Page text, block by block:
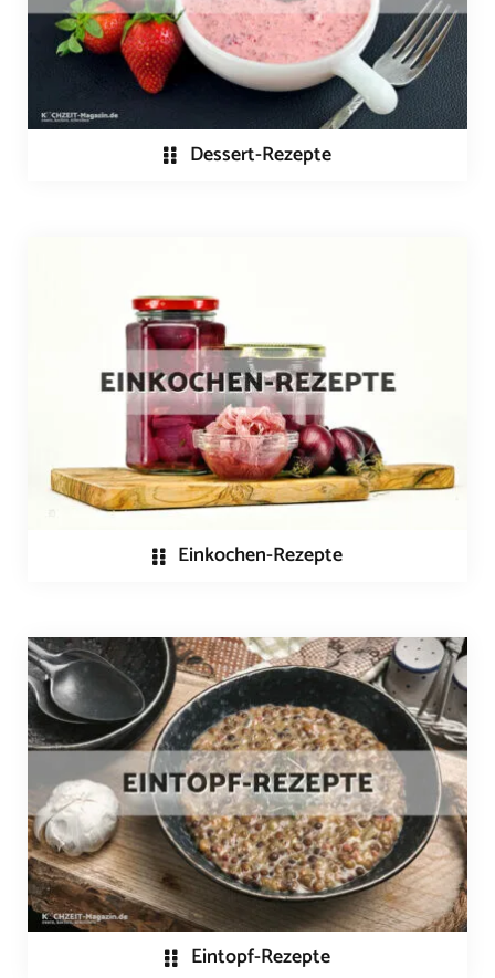
Dessert-Rezepte
Einkochen-Rezepte
Eintopf-Rezepte